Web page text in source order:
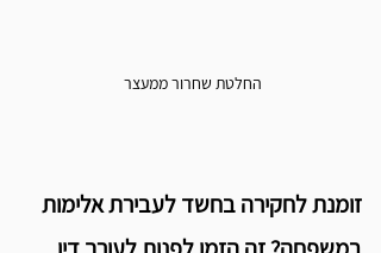
החלטת שחרור ממעצר
זומנת לחקירה בחשד לעבירת אלימות